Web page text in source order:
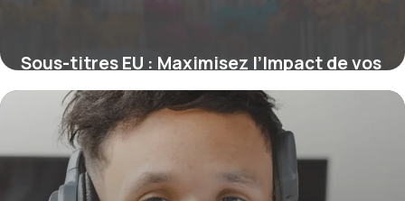
Sous-titres EU : Maximisez l’Impact de vos
Titres pour le SEO Européen
16 juin 2026